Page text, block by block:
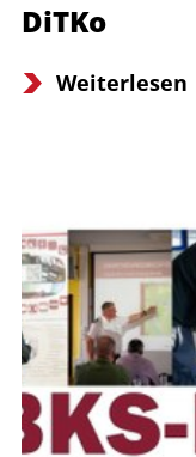
DiTKo
Weiterlesen